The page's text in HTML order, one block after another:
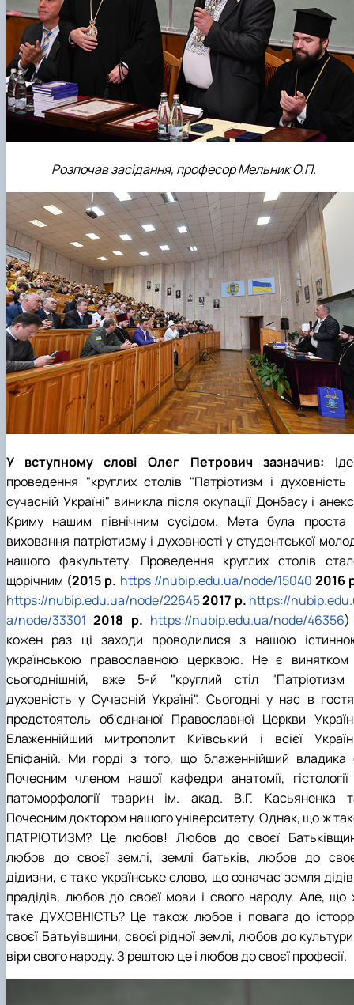
Розпочав засідання, професор Мельник О.П.
У вступному слові Олег Петрович зазначив:
проведення "круглих столів "Патріотизм і духовність
сучасній Україні" виникла після окупації Донбасу і
Криму нашим північним сусідом. Мета була
виховання патріотизму і духовності у студентської
нашого факультету. Проведення круглих столів
щорічним (2015 р. https://nubip.edu.ua/node/15040 2016
https://nubip.edu.ua/node/226452017 р. https://
a/node/33301 2018 р. https://nubip.edu.ua/node/46356)
кожен раз ці заходи проводилися з нашою
українською православною церквою. Не є винятком
сьогоднішній, вже 5-й "круглий стіл "Патріотизм
духовність у Сучасній Україні". Сьогодні у нас в
предстоятель об'єднаної Православної Церкви
Блаженнійший митрополит Київський і всієї
Епіфаній. Ми горді з того, що блаженнійший владика
Почесним членом нашої кафедри анатомії, гістології
патоморфології тварин ім. акад. В.Г. Касьяненка
Почесним доктором нашого університету. Однак, що ж
ПАТРІОТИЗМ? Це любов! Любов до своєї
любов до своєї землі, землі батьків, любов до
дідизни, є таке українське слово, що означає земля дідів
прадідів, любов до своєї мови і свого народу. Але, що
таке ДУХОВНІСТЬ? Це також любов і повага до
своєї Батьуівщини, своєї рідної землі, любов до культури
віри свого народу. З рештою це і любов до своєї професії.